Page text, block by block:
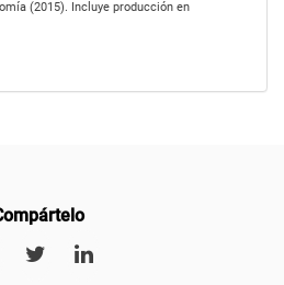
(2015). Incluye producción en